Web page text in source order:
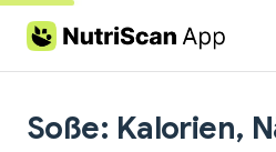
Skip to content
Soße: Kalorien,